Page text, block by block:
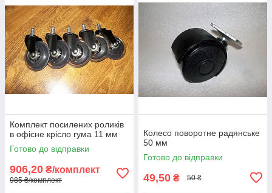
Комплект посилених роликів
в офісне крісло гума 11 мм
Готово до відправки
906,20 ₴/комплект
985 ₴/комплект
Колесо поворотне радянське
50 мм
Готово до відправки
49,50 ₴ 50 ₴